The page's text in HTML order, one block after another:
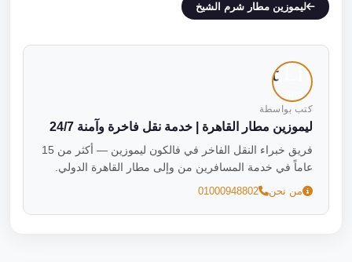
ليموزين مطار شرم الشيخ
كتب بواسطة
ليموزين مطار القاهرة | خدمة نقل فاخرة وآمنة 24/7
فريق خبراء النقل الفاخر في فالكون ليموزين — أكثر من 15
عاماً في خدمة المسافرين من وإلى مطار القاهرة الدولي.
من نحن 01000948802